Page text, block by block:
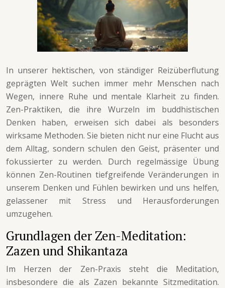
In unserer hektischen, von ständiger Reizüberflutung
geprägten Welt suchen immer mehr Menschen nach
Wegen, innere Ruhe und mentale Klarheit zu finden.
Zen-Praktiken, die ihre Wurzeln im buddhistischen
Denken haben, erweisen sich dabei als besonders
wirksame Methoden. Sie bieten nicht nur eine Flucht aus
dem Alltag, sondern schulen den Geist, präsenter und
fokussierter zu werden. Durch regelmässige Übung
können Zen-Routinen tiefgreifende Veränderungen in
unserem Denken und Fühlen bewirken und uns helfen,
gelassener mit Stress und Herausforderungen
umzugehen.
Grundlagen der Zen-Meditation:
Zazen und Shikantaza
Im Herzen der Zen-Praxis steht die Meditation,
insbesondere die als Zazen bekannte Sitzmeditation.